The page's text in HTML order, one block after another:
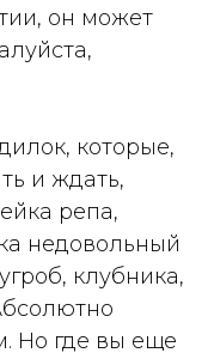
он может
которые,
и ждать,
репа,
недовольный
клубника,
Но где вы еще